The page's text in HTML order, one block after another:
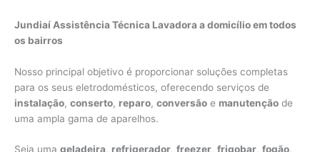
Jundiaí Assistência Técnica Lavadora a domicílio em todos
os bairros
Nosso principal objetivo é proporcionar soluções completas
para os seus eletrodomésticos, oferecendo serviços de
instalação, conserto, reparo, conversão e manutenção de
uma ampla gama de aparelhos.
Seja uma geladeira, refrigerador, freezer, frigobar, fogão,